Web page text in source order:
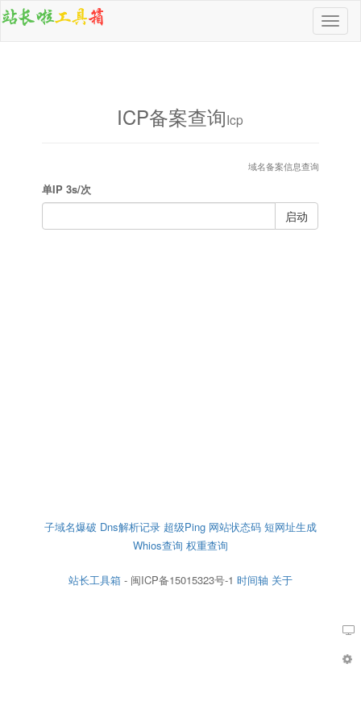
导
航
ICP备案查询Icp
域名备案信息查询
单IP 3s/次
启动
子域名爆破 Dns解析记录 超级Ping 网站状态码 短网址生成
Whios查询 权重查询
站长工具箱 - 闽ICP备15015323号-1 时间轴 关于